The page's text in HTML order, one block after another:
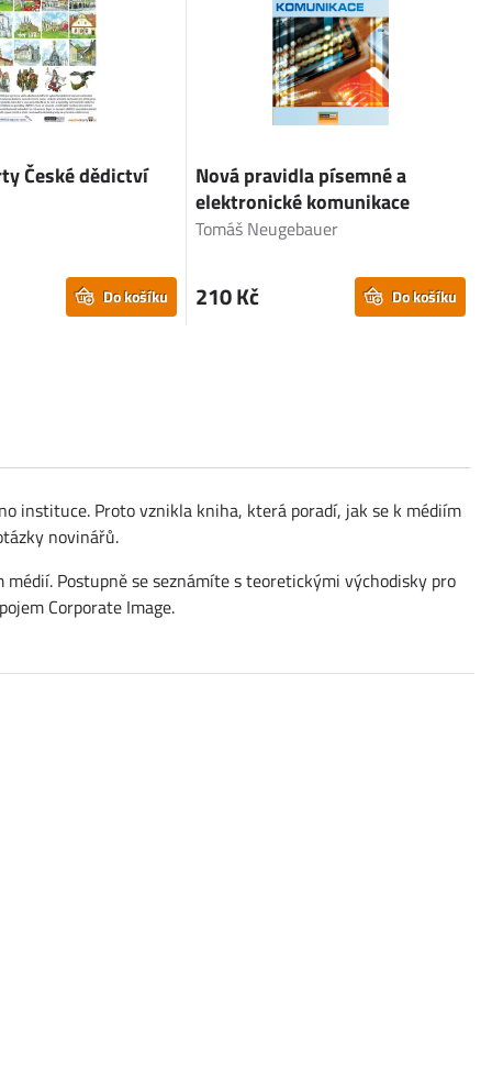
České dědictví
Do košíku
Nová pravidla písemné a
elektronické komunikace
Tomáš Neugebauer
210 Kč Do košíku
instituce. Proto vznikla kniha, která poradí, jak se k médiím
novinářů.
Postupně se seznámíte s teoretickými východisky pro
Corporate Image.